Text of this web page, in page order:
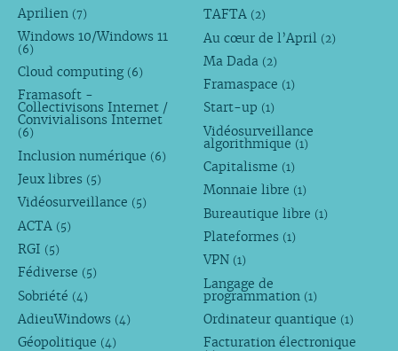
Aprilien (7)
Windows 10/Windows 11
(6)
Cloud computing (6)
Framasoft -
Collectivisons Internet /
Convivialisons Internet
(6)
Inclusion numérique (6)
Jeux libres (5)
Vidéosurveillance (5)
ACTA (5)
RGI (5)
Fédiverse (5)
Sobriété (4)
AdieuWindows (4)
Géopolitique (4)
TAFTA (2)
Au cœur de l’April (2)
Ma Dada (2)
Framaspace (1)
Start-up (1)
Vidéosurveillance
algorithmique (1)
Capitalisme (1)
Monnaie libre (1)
Bureautique libre (1)
Plateformes (1)
VPN (1)
Langage de
programmation (1)
Ordinateur quantique (1)
Facturation électronique